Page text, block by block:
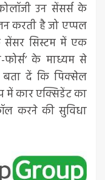
उन सेंसर्स के
करती है जो एप्पल
सेंसर सिस्टम में एक
फोर्स’ के माध्यम से
बता दें कि पिक्सेल
में कार एक्सिडेंट का
करने की सुविधा